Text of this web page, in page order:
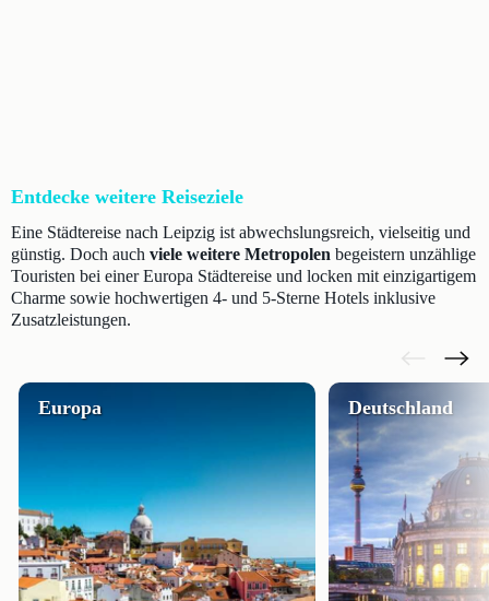
Entdecke weitere Reiseziele
Eine Städtereise nach Leipzig ist abwechslungsreich, vielseitig und
günstig. Doch auch viele weitere Metropolen begeistern unzählige
Touristen bei einer Europa Städtereise und locken mit einzigartigem
Charme sowie hochwertigen 4- und 5-Sterne Hotels inklusive
Zusatzleistungen.
Europa Deutschland